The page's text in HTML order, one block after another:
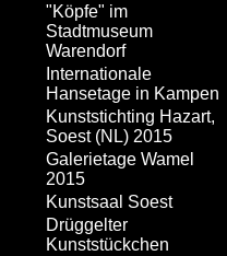
"Köpfe" im
Stadtmuseum
Warendorf
Internationale
Hansetage in Kampen
Kunststichting Hazart,
Soest (NL) 2015
Galerietage Wamel
2015
Kunstsaal Soest
Drüggelter
Kunststückchen